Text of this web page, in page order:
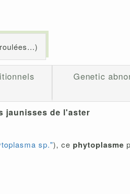
Genetic
jaunisses de l'aster
sp."), ce phytoplasme